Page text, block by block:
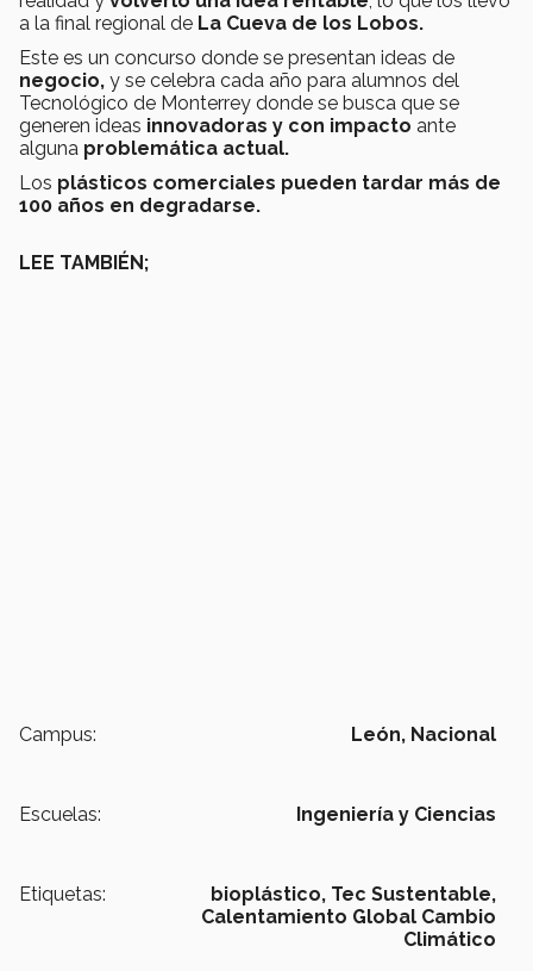
a la final regional de La Cueva de los Lobos.
Este es un concurso donde se presentan ideas de
negocio, y se celebra cada año para alumnos del
Tecnológico de Monterrey donde se busca que se
generen ideas innovadoras y con impacto ante
alguna problemática actual.
Los plásticos comerciales pueden tardar más de
100 años en degradarse.
LEE TAMBIÉN;
Campus: León, Nacional
Escuelas: Ingeniería y Ciencias
Etiquetas: bioplástico, Tec Sustentable,
Calentamiento Global Cambio
Climático